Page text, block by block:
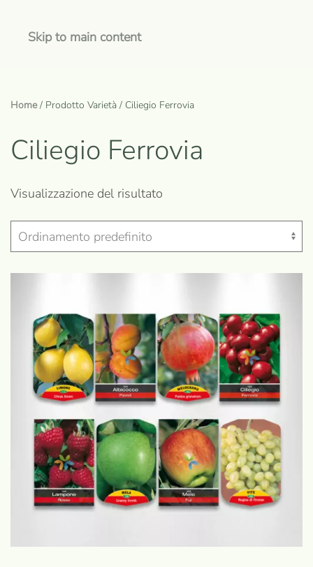
Skip to main content
Home/ Prodotto Varietà / Ciliegio Ferrovia
Ciliegio Ferrovia
Visualizzazione del risultato